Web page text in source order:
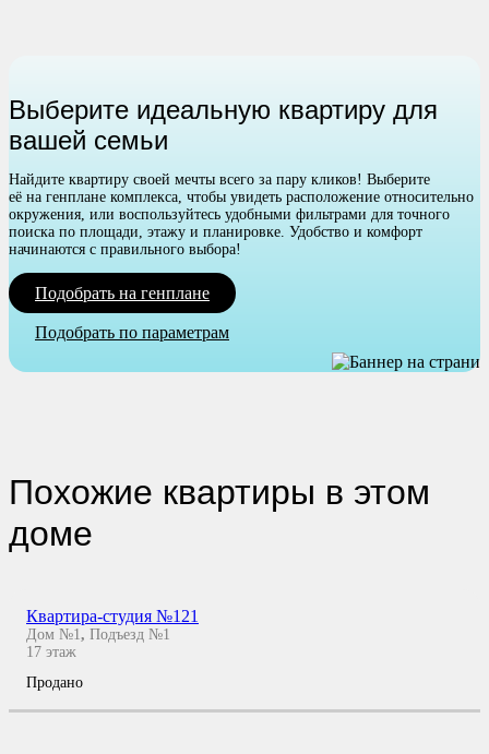
Выберите идеальную квартиру для
вашей семьи
Найдите квартиру своей мечты всего за пару кликов! Выберите
её на генплане комплекса, чтобы увидеть расположение относительно
окружения, или воспользуйтесь удобными фильтрами для точного
поиска по площади, этажу и планировке. Удобство и комфорт
начинаются с правильного выбора!
Подобрать на генплане
Подобрать по параметрам
Похожие квартиры в этом
доме
Квартира-студия №121
Дом №1, Подъезд №1
17 этаж
Продано